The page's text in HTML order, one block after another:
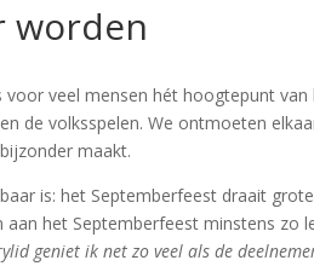
worden
veel mensen hét hoogtepunt
de volksspelen. We ontmoeten
maakt.
is: het Septemberfeest draait
het Septemberfeest minstens zo
geniet ik net zo veel als de